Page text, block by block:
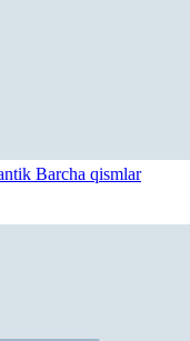
Barcha qismlar